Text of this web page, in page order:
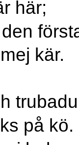
här;
kär.
på kö.